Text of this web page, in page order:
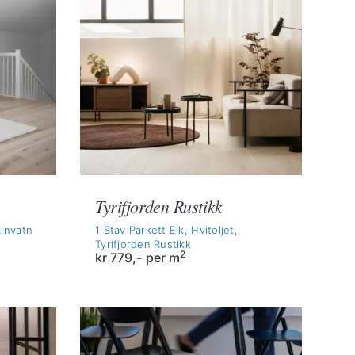
Tyrifjorden Rustikk
1 Stav Parkett Eik, Hvitoljet,
Tyrifjorden Rustikk
kr 779,- per m2